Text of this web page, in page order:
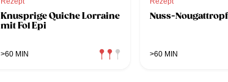
Knusprige Quiche Lorraine
mit Fol Epi
>60 MIN
Nuss-
>60 MIN